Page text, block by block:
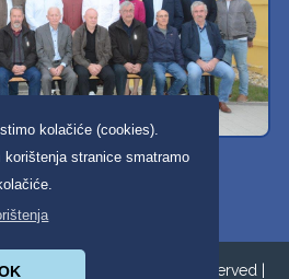
kolačiće (cookies).
stranice smatramo
Donja Dubrava All Rights Reserved |